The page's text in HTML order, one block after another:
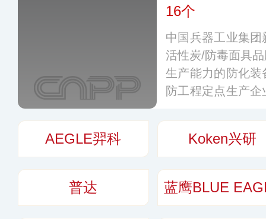
16个
中国兵器工业集
活性炭/防毒面具
生产能力的防化
防工程定点生产
保装置、精细化
AEGLE羿科 Koken兴研
普达 蓝鹰BLUE